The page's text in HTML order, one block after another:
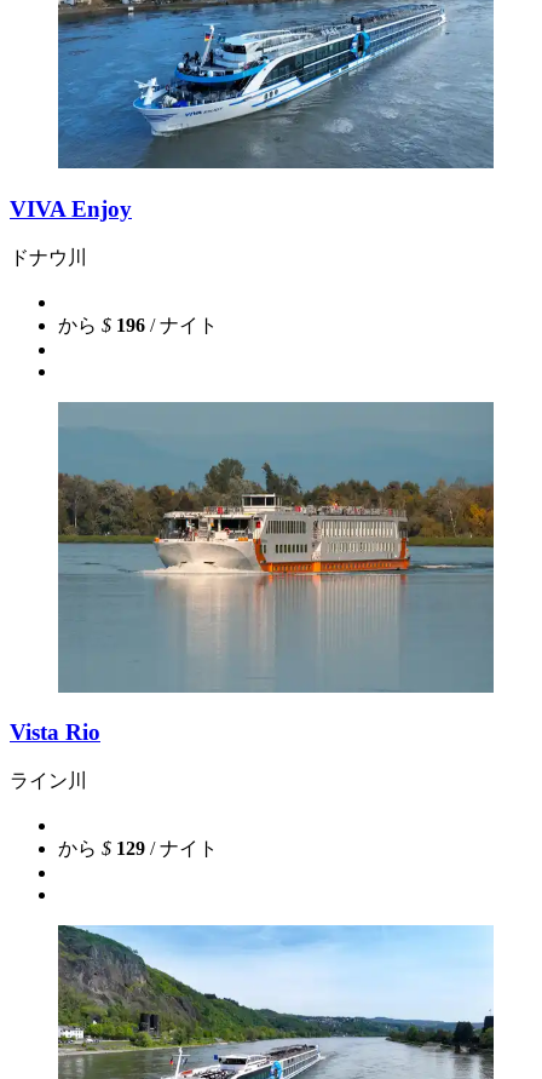
VIVA Enjoy
ドナウ川
から $ 196 / ナイト
Vista Rio
ライン川
から $ 129 / ナイト